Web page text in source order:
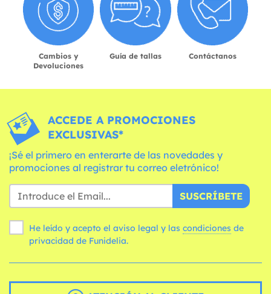
Cambios y
Devoluciones
Guía de tallas Contáctanos
ACCEDE A PROMOCIONES
EXCLUSIVAS*
¡Sé el primero en enterarte de las novedades y
promociones al registrar tu correo eletrónico!
SUSCRÍBETE
He leído y acepto el aviso legal y las condiciones
privacidad de Funidelia.